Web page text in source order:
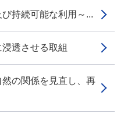
持続可能な利用～...
透させる取組
の関係を見直し、再